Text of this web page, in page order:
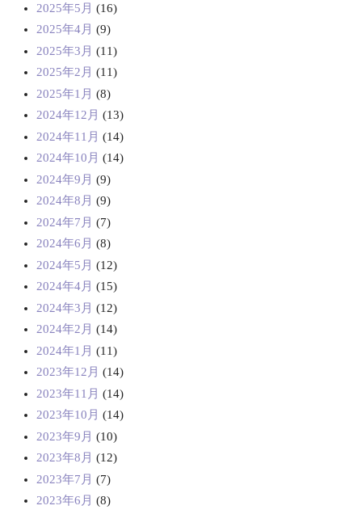
2025年5月 (16)
2025年4月 (9)
2025年3月 (11)
2025年2月 (11)
2025年1月 (8)
2024年12月 (13)
2024年11月 (14)
2024年10月 (14)
2024年9月 (9)
2024年8月 (9)
2024年7月 (7)
2024年6月 (8)
2024年5月 (12)
2024年4月 (15)
2024年3月 (12)
2024年2月 (14)
2024年1月 (11)
2023年12月 (14)
2023年11月 (14)
2023年10月 (14)
2023年9月 (10)
2023年8月 (12)
2023年7月 (7)
2023年6月 (8)